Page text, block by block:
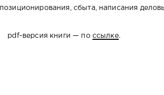
позиционирования, сбыта, написания
pdf-версия книги — по ссылке.